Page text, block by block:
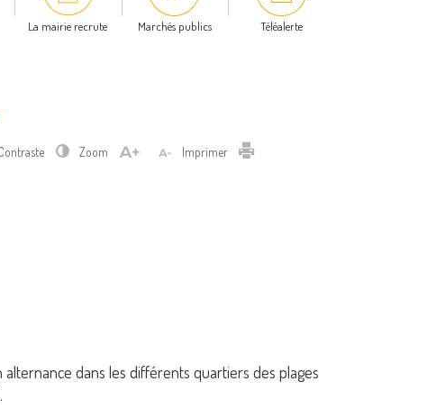
La mairie recrute Marchés publics Téléalerte
Zoom Imprimer Imprimer
alternance dans les différents quartiers des plages